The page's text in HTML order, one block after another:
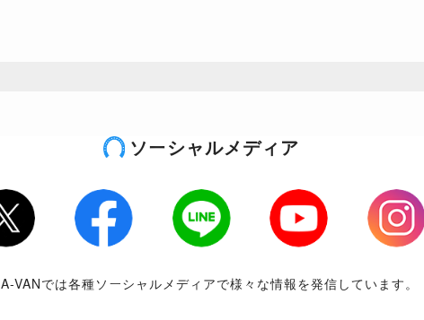
ソーシャルメディア
LINE Youtube
Instagram
VANでは各種ソーシャルメディアで様々な情報を発信しています。